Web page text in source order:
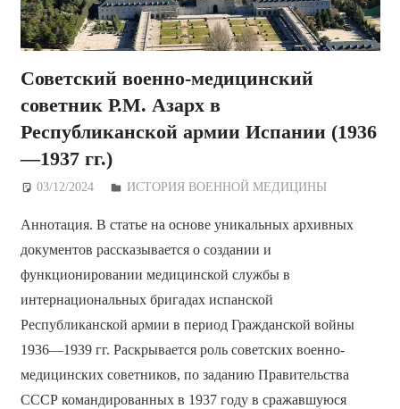
Советский военно-медицинский
советник Р.М. Азарх в
Республиканской армии Испании (1936
—1937 гг.)
03/12/2024 Дежурный по Редакции
ИСТОРИЯ ВОЕННОЙ МЕДИЦИНЫ
Аннотация. В статье на основе уникальных архивных
документов рассказывается о создании и
функционировании медицинской службы в
интернациональных бригадах испанской
Республиканской армии в период Гражданской войны
1936—1939 гг. Раскрывается роль советских военно-
медицинских советников, по заданию Правительства
СССР командированных в 1937 году в сражавшуюся